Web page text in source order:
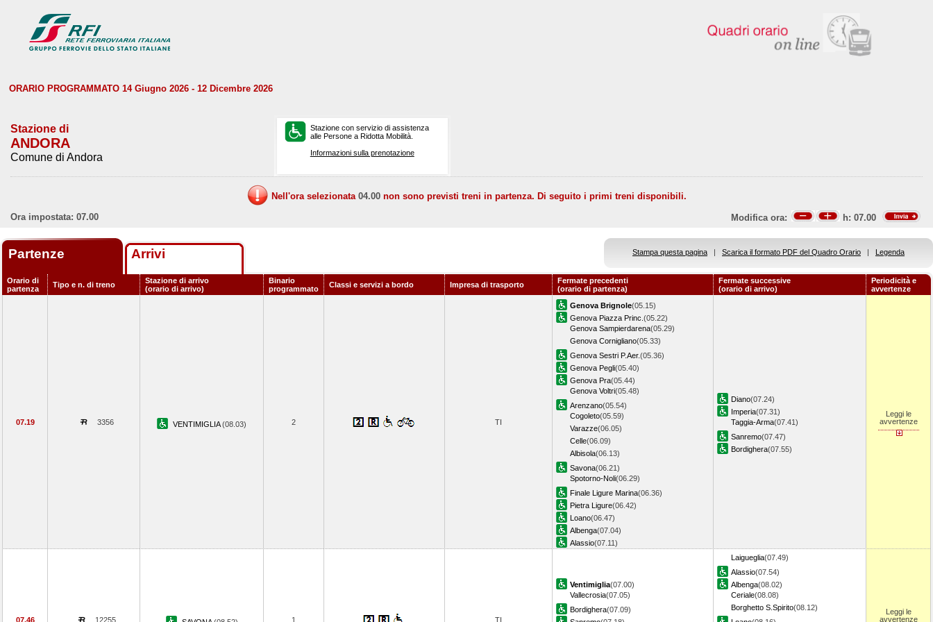
ORARIO PROGRAMMATO 14 Giugno 2026 - 12 Dicembre 2026
Stazione di
ANDORA
Comune di Andora
Stazione con servizio di assistenza
alle Persone a Ridotta Mobilità.
Informazioni sulla prenotazione
Nell'ora selezionata 04.00 non sono previsti treni in partenza. Di seguito i primi treni disponibili.
Ora impostata: 07.00
Modifica ora: h: 07.00
Partenze Arrivi Stampa questa pagina | Scarica il formato PDF del Quadro Orario | Legenda
Orario di
partenza
Tipo e n. di treno
Stazione di arrivo
(orario di arrivo)
Binario
programmato
Classi e servizi a bordo Impresa di trasporto
Fermate precedenti
(orario di partenza)
Fermate successive
(orario di arrivo)
Periodicità e
avvertenze
07.19 3356 VENTIMIGLIA(08.03) 2 TI
Genova Brignole(05.15)
Genova Piazza Princ. (05.22)
Genova Sampierdarena(05.29)
Genova Cornigliano(05.33)
Genova Sestri P.Aer.(05.36)
Genova Pegli(05.40)
Genova Pra(05.44)
Genova Voltri(05.48)
Arenzano(05.54)
Cogoleto(05.59)
Varazze(06.05)
Celle(06.09)
Albisola(06.13)
Savona(06.21)
Spotorno-Noli(06.29)
Finale Ligure Marina(06.36)
Pietra Ligure(06.42)
Loano(06.47)
Albenga(07.04)
Alassio(07.11)
Diano(07.24)
Imperia(07.31)
Taggia-Arma(07.41)
Sanremo(07.47)
Bordighera(07.55)
Leggi le
avvertenze
07.46 12255 1 TI
Ventimiglia(07.00)
Vallecrosia(07.05)
Bordighera(07.09)
Laigueglia(07.49)
Alassio(07.54)
Albenga(08.02)
Ceriale(08.08)
Borghetto S.Spirito(08.12)
Leggi le
avvertenze